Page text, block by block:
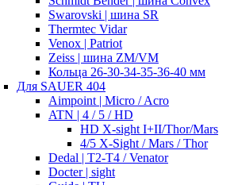
Swarovski | шина SR
Thermtec Vidar
Venox | Patriot
Zeiss | шина ZM/VM
Кольца 26-30-34-35-36-40 мм
Для SAUER 404
Aimpoint | Micro / Acro
ATN | 4 / 5 / HD
HD X-sight I+II/Thor/Mars
4/5 X-Sight / Mars / Thor
Dedal | T2-T4 / Venator
Docter | sight